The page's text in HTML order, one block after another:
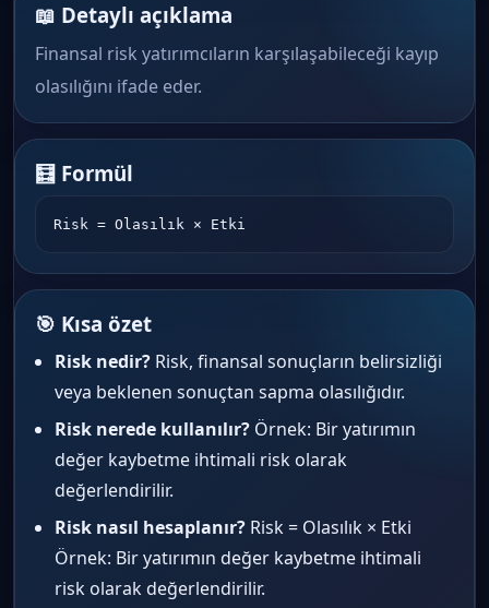
📖 Detaylı açıklama
Finansal risk yatırımcıların karşılaşabileceği kayıp
olasılığını ifade eder.
🧮 Formül
Risk = Olasılık × Etki
🎯 Kısa özet
Risk nedir? Risk, finansal sonuçların belirsizliği
veya beklenen sonuçtan sapma olasılığıdır.
Risk nerede kullanılır? Örnek: Bir yatırımın
değer kaybetme ihtimali risk olarak
değerlendirilir.
Risk nasıl hesaplanır? Risk = Olasılık × Etki
Örnek: Bir yatırımın değer kaybetme ihtimali
risk olarak değerlendirilir.